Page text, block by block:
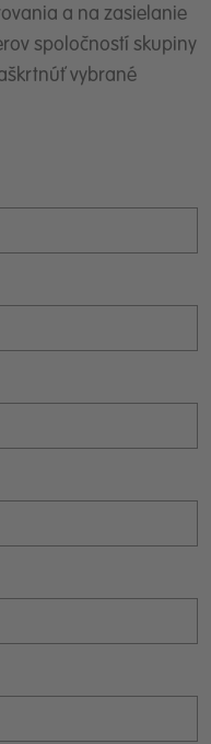
a na zasielanie
spoločností skupiny
vybrané